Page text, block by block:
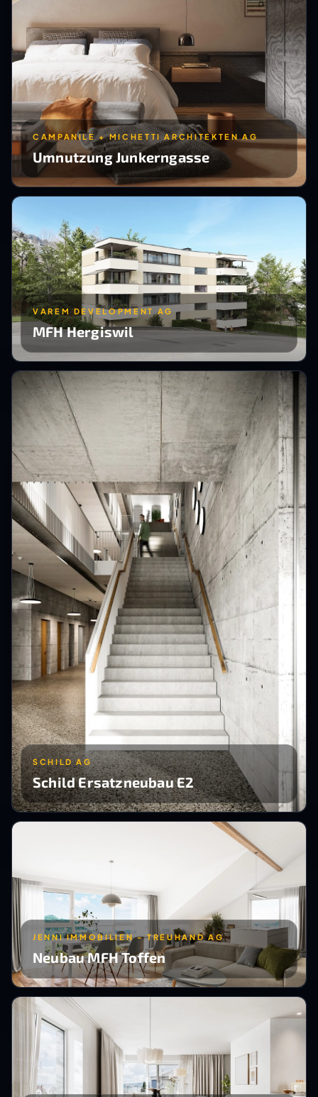
CAMPANILE + MICHETTI ARCHITEKTEN AG
Umnutzung Junkerngasse
VAREM DEVELOPMENT AG
MFH Hergiswil
SCHILD AG
Schild Ersatzneubau E2
JENNI IMMOBILIEN - TREUHAND AG
Neubau MFH Toffen